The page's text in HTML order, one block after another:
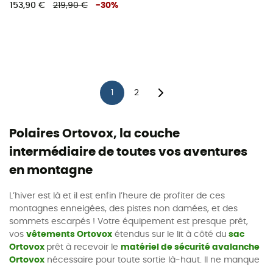
153,90 € 219,90 € -30%
2
Polaires Ortovox, la couche
intermédiaire de toutes vos aventures
en montagne
L’hiver est là et il est enfin l’heure de profiter de ces
montagnes enneigées, des pistes non damées, et des
sommets escarpés ! Votre équipement est presque prêt,
vos vêtements Ortovox étendus sur le lit à côté du sac
Ortovox prêt à recevoir le matériel de sécurité avalanche
Ortovox nécessaire pour toute sortie là-haut. Il ne manque